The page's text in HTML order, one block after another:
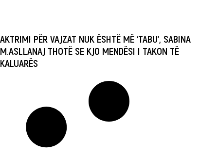
AKTRIMI PËR VAJZAT NUK ËSHTË MË ‘TABU’, SABINA
M.ASLLANAJ THOTË SE KJO MENDËSI I TAKON TË
KALUARËS